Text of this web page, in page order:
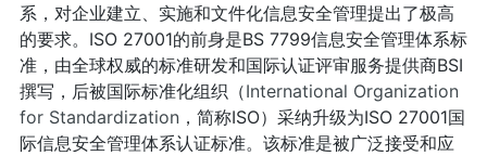
系，对企业建立、实施和文件化信息安全管理提出了极高
的要求。ISO 27001的前身是BS 7799信息安全管理体系标
准，由全球权威的标准研发和国际认证评审服务提供商BSI
撰写，后被国际标准化组织（International Organization
for Standardization，简称ISO）采纳升级为ISO 27001国
际信息安全管理体系认证标准。该标准是被广泛接受和应